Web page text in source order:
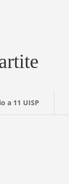
a 11 UISP